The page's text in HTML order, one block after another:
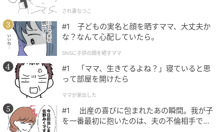
され妻なつこ
#1 子どもの実名と顔を晒すママ、大丈夫か
な？なんて心配していたら。
SNSに子供の顔を晒すママ
#1 「ママ、生きてるよね？」寝ていると思
って部屋を開けたら
ママが家出した
#1 出産の喜びに包まれたあの瞬間。我が子
を一番最初に抱いたのは、夫の不倫相手でし